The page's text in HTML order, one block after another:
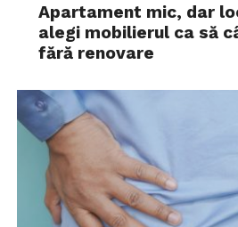
Apartament mic, dar
alegi mobilierul ca să
fără renovare